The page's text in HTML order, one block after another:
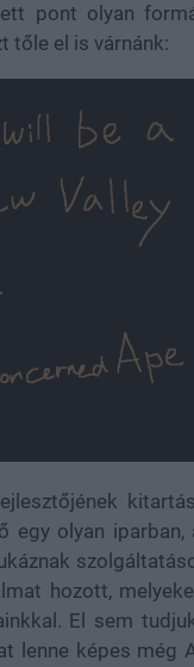
pont olyan
tőle el is várnánk:
egy olyan iparban,
hozott,
El sem
lenne képes még